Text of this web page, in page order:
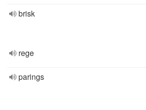
brisk
rege
parings